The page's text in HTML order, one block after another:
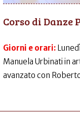
Corso di Danze
Giorni e orari:
Manuela Urbinati in
avanzato con